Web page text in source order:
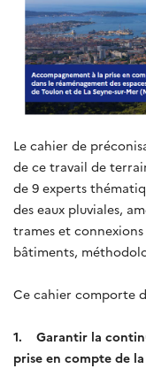
Le cahier de
de ce travail de
de 9 experts
des eaux pluviales,
trames et connexions
bâtiments,
Ce cahier comporte
1. Garantir la
prise en compte de